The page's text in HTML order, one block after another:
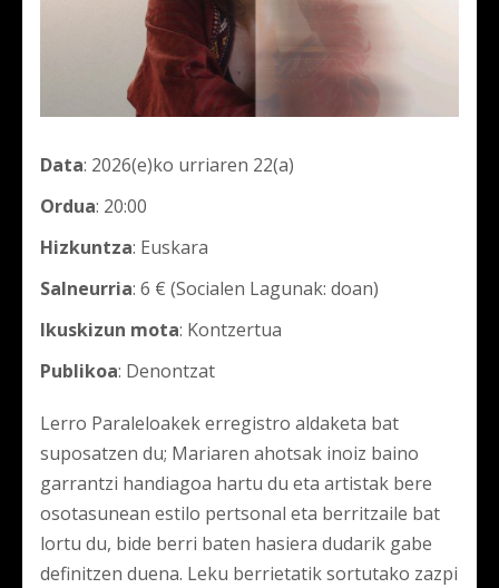
Data: 2026(e)ko urriaren 22(a)
Ordua: 20:00
Hizkuntza: Euskara
Salneurria: 6 € (Socialen Lagunak: doan)
Ikuskizun mota: Kontzertua
Publikoa: Denontzat
Lerro Paraleloakek erregistro aldaketa bat
suposatzen du; Mariaren ahotsak inoiz baino
garrantzi handiagoa hartu du eta artistak bere
osotasunean estilo pertsonal eta berritzaile bat
lortu du, bide berri baten hasiera dudarik gabe
definitzen duena. Leku berrietatik sortutako zazpi